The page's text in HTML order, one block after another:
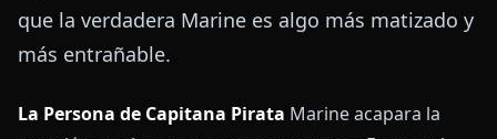
que la verdadera Marine es algo más matizado y
más entrañable.
La Persona de Capitana Pirata Marine acapara la